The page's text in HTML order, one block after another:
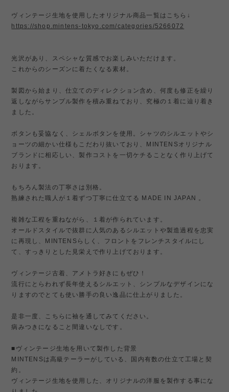
ヴィンテージ生地を使用したオリジナル商品一覧はこちら↓
https://shop.mintens-tokyo.com/categories/5266072
光沢があり、スペシャな質感でお楽しみいただけます。
これからのシーズンに着たくなる素材。
製図から始まり、仕立てのディレクション含め、何度も修正を繰り
返しながらサンプル製作を積み重ねており、究極の１着に辿り着き
ました。
ボタンも妥協なく、シェルボタンを使用。シャツのシルエットやシ
ョーツの細かい仕様もこだわり抜いており、MINTENSオリジナル
ブランドに相応しい、製作コストを一切ケチることなく作り上げて
おります。
もちろん製法の丁寧さは別格。
熟練された職人が１着ずつ丁寧に仕立てる MADE IN JAPAN 。
複雑な工程を重ねながら、１着が作られています。
オールドスタイルで抜群に人気のあるシルエットや製造過程を忠実
に再現し、MINTENSらしく、フロントをフレンチスタイルにし
て、すっきりとした見栄えで作り上げております。
ヴィンテージ古着、アメトラ好きにもぜひ！
流行にとらわれず長年使えるシルエット、シンプルなデザインにな
りますのでとても使い勝手の良い逸品に仕上がりました。
是非一度、こちらに袖を通してみてください。
病みつきになること間違いなしです。
■ヴィンテージ生地を用いて製作した背景
MINTENSは高級テーラーがしている、国内有数の仕立て工場と契
約。
ヴィンテージ生地を使用した、オリジナルの洋服を製作する事にな